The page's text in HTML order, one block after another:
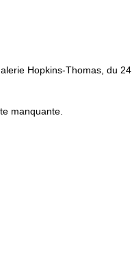
Hopkins-Thomas, du 24
manquante.